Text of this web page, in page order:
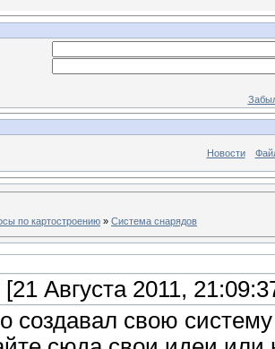
Новости
по картостроению » Система снарядов
[21 Августа 2011,
создавал свою